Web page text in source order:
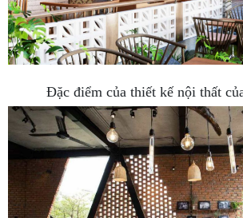
Đặc điểm của thiết kế nội thất